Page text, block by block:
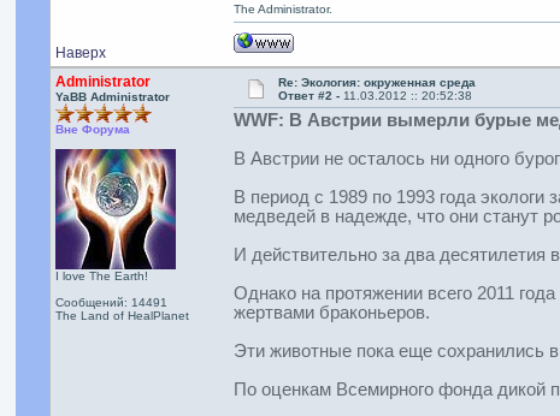
Наверх
The Administrator.
Administrator
YaBB Administrator
Вне Форума
I love The Earth!
Сообщений: 14491
The Land of HealPlanet
Re: Экология: окруженная среда
Ответ #2 - 11.03.2012 :: 20:52:38
WWF: В Австрии вымерли бурые
В Австрии не осталось ни одного
В период с 1989 по 1993 года
медведей в надежде, что они станут
И действительно за два десятилетия
Однако на протяжении всего 2011
жертвами браконьеров.
Эти животные пока еще сохранились
По оценкам Всемирного фонда дикой